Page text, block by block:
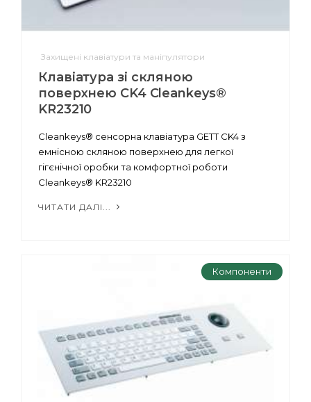
Захищені клавіатури та маніпулятори
Клавіатура зі скляною
поверхнею CK4 Cleankeys®
KR23210
Cleankeys® сенсорна клавіатура GETT CK4 з
емнісною скляною поверхнею для легкої
гігєнічної оробки та комфортної роботи
Cleankeys® KR23210
ЧИТАТИ ДАЛІ...
Компоненти